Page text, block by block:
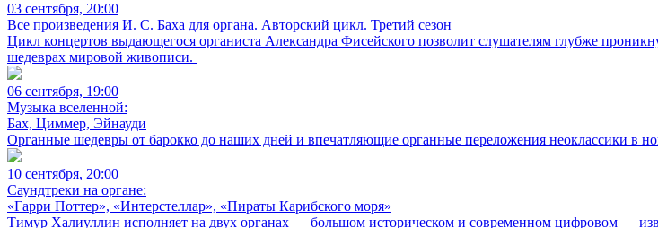
03 сентября, 20:00
Все произведения И. С. Баха для органа. Авторский цикл. Третий сезон
Цикл концертов выдающегося органиста Александра Фисейского позволит слушателям глубже
шедеврах мировой живописи.
06 сентября, 19:00
Музыка вселенной:
Бах, Циммер, Эйнауди
Органные шедевры от барокко до наших дней и впечатляющие органные переложения неоклассики в
10 сентября, 20:00
Саундтреки на органе:
«Гарри Поттер», «Интерстеллар», «Пираты Карибского моря»
Тимур Халиуллин исполняет на двух органах — большом историческом и современном цифровом —